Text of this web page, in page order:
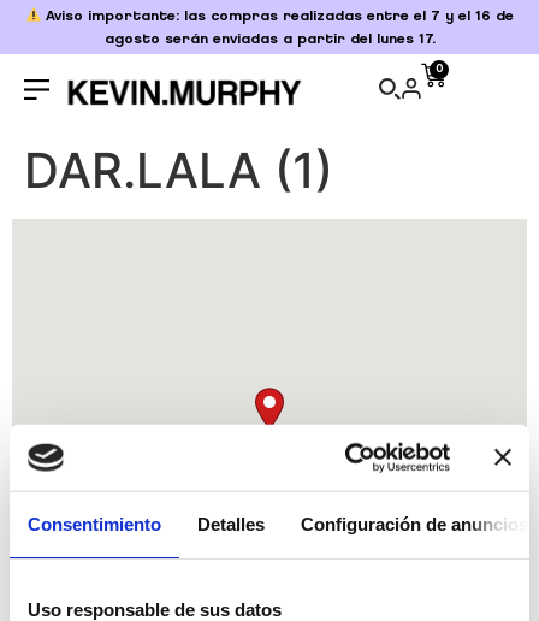
Consentimiento Detalles Configuración de anuncios
Uso responsable de sus datos
Aviso importante: las compras realizadas entre el 7 y el 16 de
agosto serán enviadas a partir del lunes 17.
0
DAR.LALA (1)